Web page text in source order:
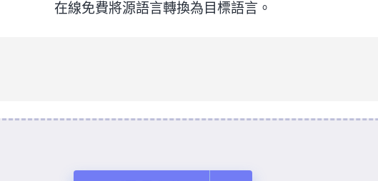
在線免費將源語言轉換為目標語言。